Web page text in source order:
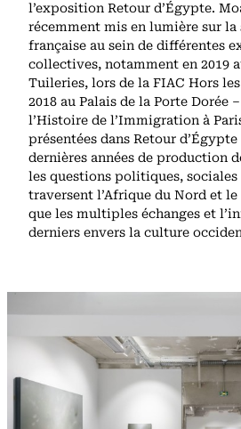
l’exposition Retour d’Égypte.
récemment mis en lumière sur la
française au sein de différentes
collectives, notamment en 2019
Tuileries, lors de la FIAC Hors
2018 au Palais de la Porte Dorée
l’Histoire de l’Immigration à
présentées dans Retour
dernières années de production
les questions politiques,
traversent l’Afrique du Nord et
que les multiples échanges et
derniers envers la culture